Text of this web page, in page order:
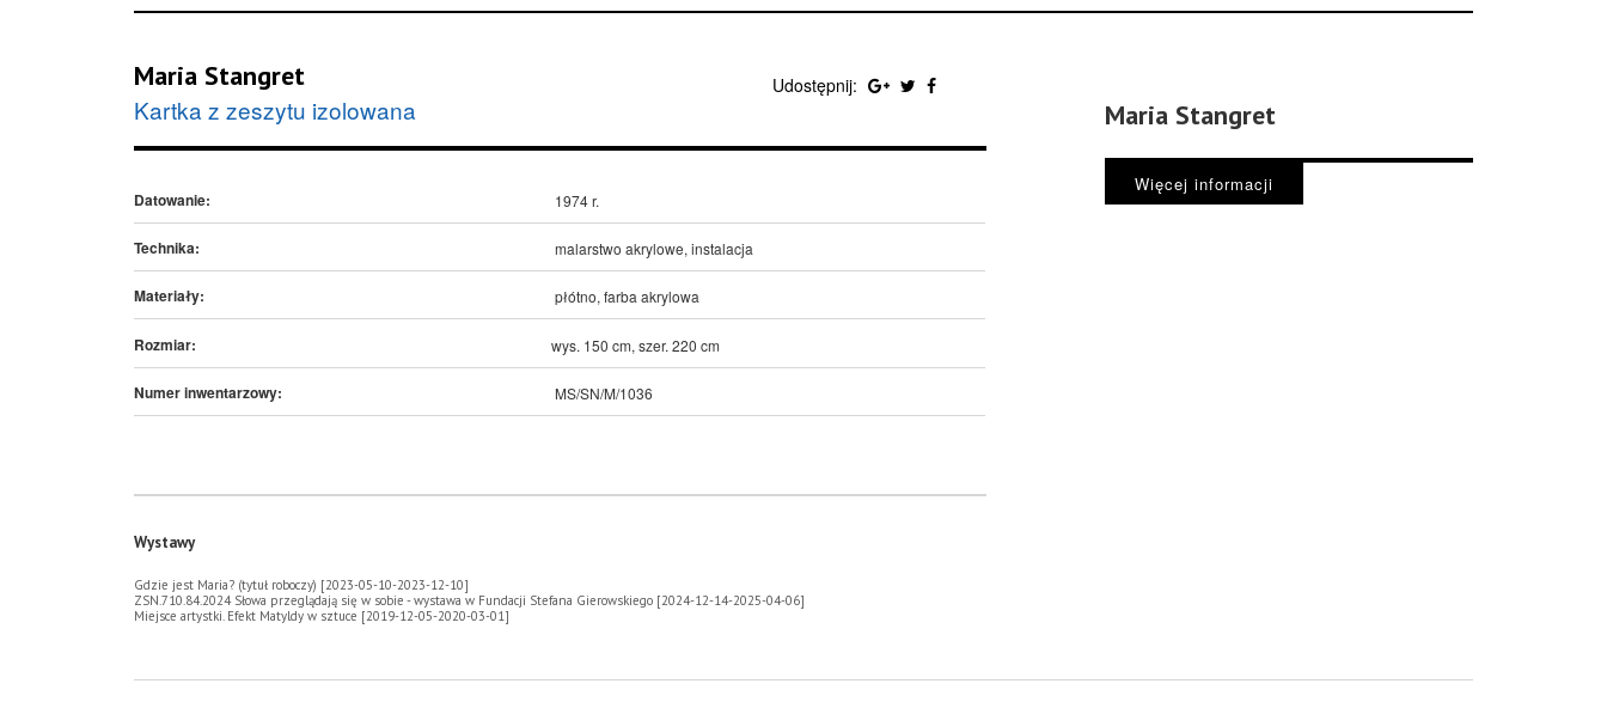
Maria Stangret
Kartka z zeszytu izolowana
Udostępnij:
Datowanie: 1974 r.
Technika: malarstwo akrylowe, instalacja
Materiały: płótno, farba akrylowa
Rozmiar: wys. 150 cm, szer. 220 cm
Numer inwentarzowy: MS/SN/M/1036
Wystawy
Gdzie jest Maria? (tytuł roboczy) [2023-05-10-2023-12-10]
ZSN.710.84.2024 Słowa przeglądają się w sobie - wystawa w Fundacji Stefana Gierowskiego [2024-12-14-2025-04-06]
Miejsce artystki. Efekt Matyldy w sztuce [2019-12-05-2020-03-01]
Maria Stangret
Więcej informacji